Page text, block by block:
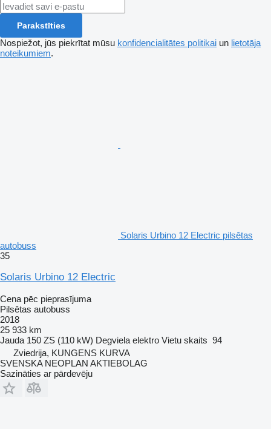
Parakstīties
Nospiežot, jūs piekrītat mūsu konfidencialitātes politikai un lietotāja
noteikumiem.
Solaris Urbino 12 Electric pilsētas
autobuss
35
Solaris Urbino 12 Electric
Cena pēc pieprasījuma
Pilsētas autobuss
2018
25 933 km
Jauda 150 ZS (110 kW) Degviela elektro Vietu skaits 94
Zviedrija, KUNGENS KURVA
SVENSKA NEOPLAN AKTIEBOLAG
Sazināties ar pārdevēju